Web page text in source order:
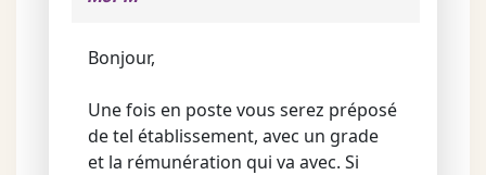
Bonjour,
Une fois en poste vous serez préposé
de tel établissement, avec un grade
et la rémunération qui va avec. Si